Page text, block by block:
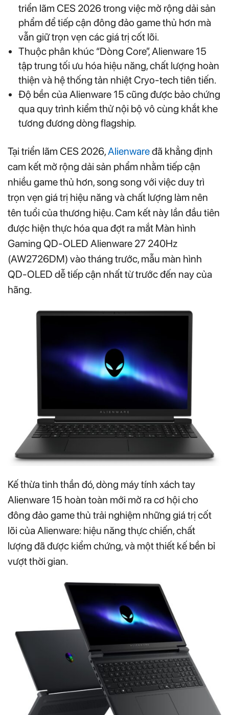
triển lãm CES 2026 trong việc mở rộng dải sản
phẩm để tiếp cận đông đảo game thủ hơn mà
vẫn giữ trọn vẹn các giá trị cốt lõi.
Thuộc phân khúc “Dòng Core”, Alienware 15
tập trung tối ưu hóa hiệu năng, chất lượng hoàn
thiện và hệ thống tản nhiệt Cryo-tech tiên tiến.
Độ bền của Alienware 15 cũng được bảo chứng
qua quy trình kiểm thử nội bộ vô cùng khắt khe
tương đương dòng flagship.
Tại triển lãm CES 2026,Alienwaređã khẳng định
cam kết mở rộng dải sản phẩm nhằm tiếp cận
nhiều game thủ hơn, song song với việc duy trì
trọn vẹn giá trị hiệu năng và chất lượng làm nên
tên tuổi của thương hiệu. Cam kết này lần đầu tiên
được hiện thực hóa qua đợt ra mắt Màn hình
Gaming QD-OLED Alienware 27 240Hz
(AW2726DM) vào tháng trước, mẫu màn hình
QD-OLED dễ tiếp cận nhất từ trước đến nay của
hãng.
Kế thừa tinh thần đó, dòng máy tính xách tay
Alienware 15 hoàn toàn mới mở ra cơ hội cho
đông đảo game thủ trải nghiệm những giá trị cốt
lõi của Alienware: hiệu năng thực chiến, chất
lượng đã được kiểm chứng, và một thiết kế bền bỉ
vượt thời gian.